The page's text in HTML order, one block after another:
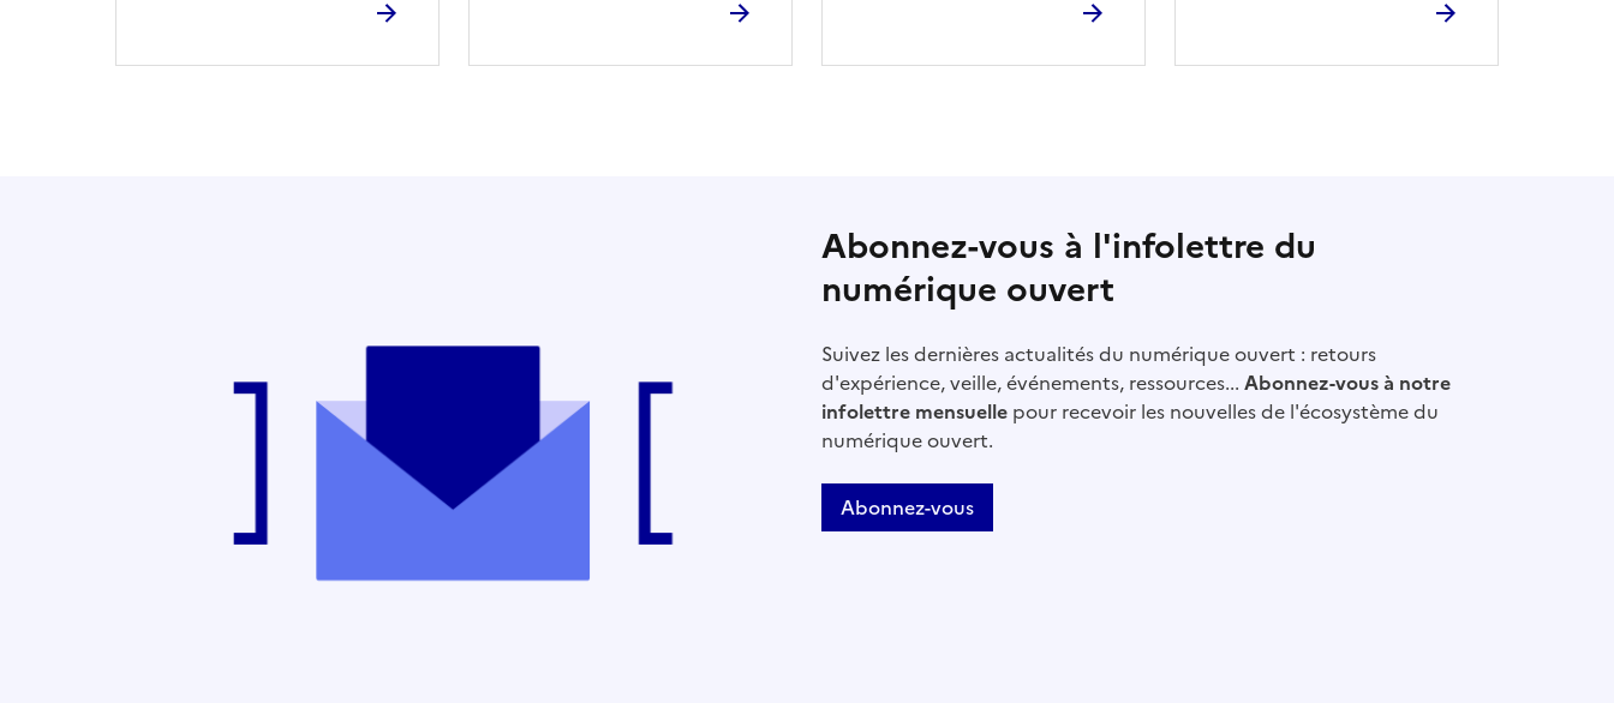
Abonnez-vous à l'infolettre du
numérique ouvert
Suivez les dernières actualités du numérique ouvert : retours
d'expérience, veille, événements, ressources... Abonnez-vous à notre
infolettre mensuelle pour recevoir les nouvelles de l'écosystème du
numérique ouvert.
Abonnez-vous